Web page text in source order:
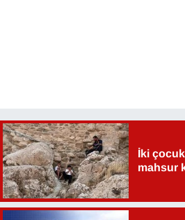
İki
mahsur